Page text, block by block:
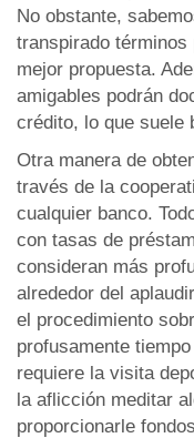
No obstante,
transpirado
mejor propuesta.
amigables podrán
crédito, lo que suele
Otra manera de
través de la
cualquier banco.
con tasas de
consideran más
alrededor del
el procedimiento
profusamente
requiere la visita
la aflicción meditar
proporcionarle